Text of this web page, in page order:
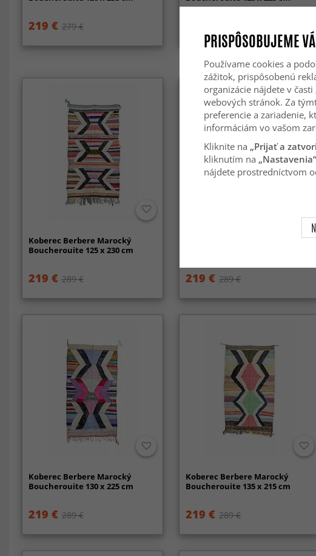
219 € 279 €
Koberec Berbere Marocký
Boucherouite 125 x 230 cm
219 € 289 € 219 € 289 €
Koberec Berbere Marocký
Boucherouite 130 x 225 cm
219 € 289 €
Koberec Berbere Marocký
Boucherouite 135 x 215 cm
219 € 289 €
PRISPÔSOBUJEME
Používame cookies a
zážitok, prispôsobenú
organizácie nájdete v
webových stránok. Za
preferencie a zariadenie,
informáciám vo vašom
Kliknite na „Prijať a
kliknutím na „Nastavenia“
nájdete prostredníctvom